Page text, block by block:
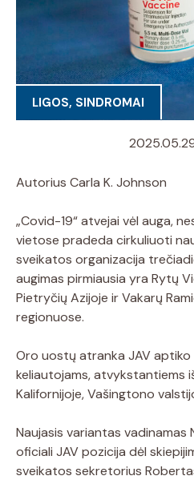
LIGOS, SINDROMAI
Autorius Carla K. Johnson
„Covid-19“ atvejai vėl auga,
vietose pradeda cirkuliuoti
sveikatos organizacija
augimas pirmiausia yra Rytų
Pietryčių Azijoje ir Vakarų
regionuose.
Oro uostų atranka JAV aptiko
keliautojams, atvykstantiems
Kalifornijoje, Vašingtono
Naujasis variantas vadinamas
oficiali JAV pozicija dėl
sveikatos sekretorius